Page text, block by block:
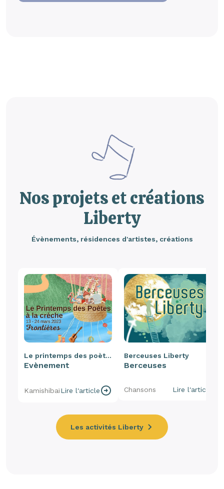
Nos projets et créations
Liberty
Évènements, résidences d'artistes, créations
Le printemps des poètes
Evènement
KamishibaïLire l'article
Berceuses Liberty
Berceuses
Chansons Lire l'article
Les activités Liberty